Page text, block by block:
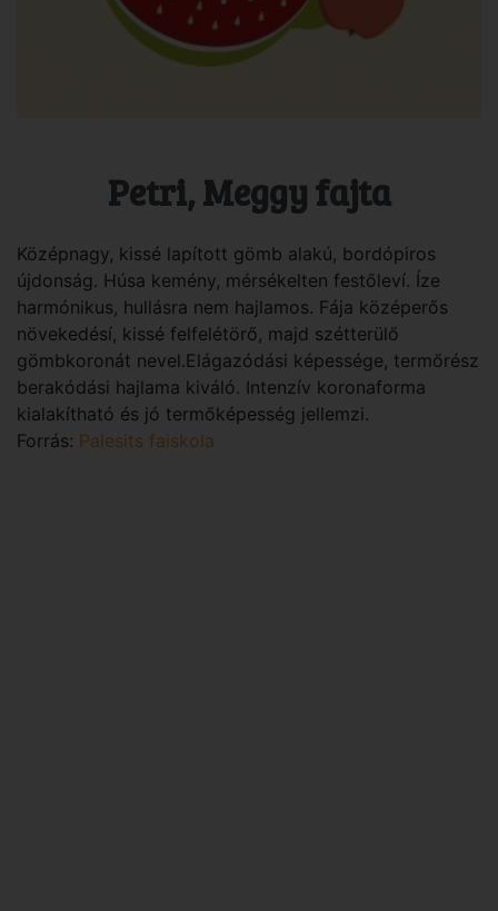
Petri, Meggy fajta
Középnagy, kissé lapított gömb alakú, bordópiros
újdonság. Húsa kemény, mérsékelten festőleví. Íze
harmónikus, hullásra nem hajlamos. Fája középerős
növekedésí, kissé felfelétörő, majd szétterülő
gömbkoronát nevel.Elágazódási képessége, termőrész
berakódási hajlama kiváló. Intenzív koronaforma
kialakítható és jó termőképesség jellemzi.
Forrás: Palesits faiskola